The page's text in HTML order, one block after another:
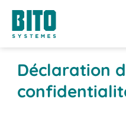
Déclaration